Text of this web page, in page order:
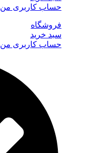
حساب کاربری من
فروشگاه
سبد خرید
حساب کاربری من